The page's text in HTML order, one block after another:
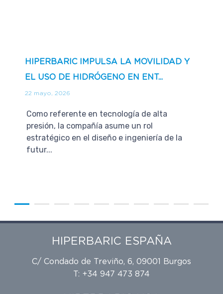
HIPERBARIC IMPULSA LA MOVILIDAD Y
EL USO DE HIDRÓGENO EN ENT...
22 mayo, 2026
Como referente en tecnología de alta
presión, la compañía asume un rol
estratégico en el diseño e ingeniería de la
futur...
HIPERBARIC ESPAÑA
C/ Condado de Treviño, 6, 09001 Burgos
T: +34 947 473 874